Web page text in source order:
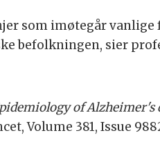
som imøtegår vanlige
befolkningen, sier
of Alzheimer's
Volume 381, Issue